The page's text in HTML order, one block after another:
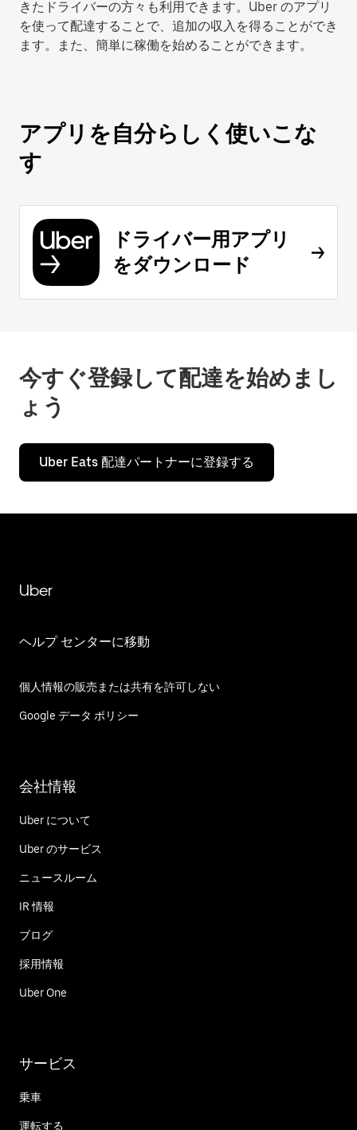
きたドライバーの方々も利用できます。Uber のアプリ
を使って配達することで、追加の収入を得ることができ
ます。また、簡単に稼働を始めることができます。
アプリを自分らしく使いこな
す
ドライバー用アプリ
をダウンロード
今すぐ登録して配達を始めまし
ょう
Uber Eats 配達パートナーに登録する
Uber
ヘルプ センターに移動
個人情報の販売または共有を許可しない
Google データ ポリシー
会社情報
Uber について
Uber のサービス
ニュースルーム
IR 情報
ブログ
採用情報
Uber One
サービス
乗車
運転する